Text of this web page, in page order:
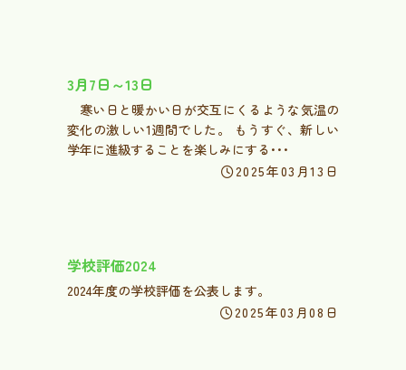
3月7日～13日
2025年03月13日
寒い日と暖かい日が交互にくるような気温の
変化の激しい1週間でした。 もうすぐ、新しい
学年に進級することを楽しみにする･･･
学校評価2024
2025年03月08日
2024年度の学校評価を公表します。